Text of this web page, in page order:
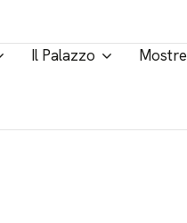
Il Palazzo Mostre